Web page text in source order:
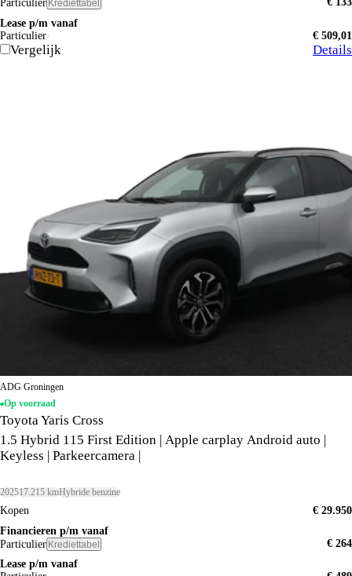
Particulier Krediettabel
Lease p/m vanaf
Particulier
€ 509,01
Vergelijk Details
ADG Groningen
Op voorraad
Toyota Yaris Cross
1.5 Hybrid 115 First Edition | Apple carplay Android auto |
Keyless | Parkeercamera |
202517.215 kmHybride benzine
Kopen
€ 29.950
Financieren p/m vanaf
Particulier Krediettabel
€ 264
Lease p/m vanaf